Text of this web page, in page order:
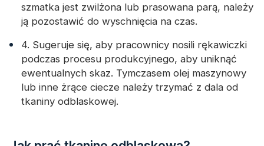
szmatka jest zwilżona lub prasowana parą, należy
ją pozostawić do wyschnięcia na czas.
4. Sugeruje się, aby pracownicy nosili rękawiczki
podczas procesu produkcyjnego, aby uniknąć
ewentualnych skaz. Tymczasem olej maszynowy
lub inne żrące ciecze należy trzymać z dala od
tkaniny odblaskowej.